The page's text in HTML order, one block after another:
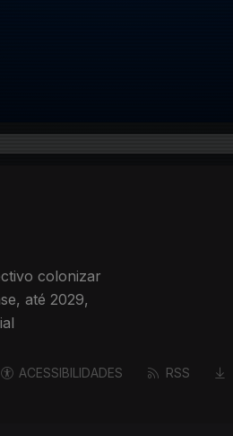
colonizar
até 2029,
ACESSIBILIDADES RSS